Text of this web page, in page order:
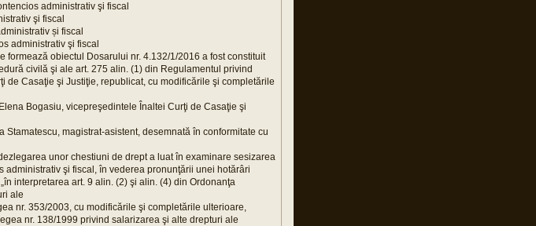
administrativ şi fiscal
şi fiscal
și fiscal
administrativ şi fiscal
obiectul Dosarului nr. 4.132/1/2016 a fost constituit
civilă şi ale art. 275 alin. (1) din Regulamentul privind
Casaţie şi Justiţie, republicat, cu modificările şi completările
Bogasiu, vicepreşedintele Înaltei Curţi de Casaţie şi
magistrat-asistent, desemnată în conformitate cu
unor chestiuni de drept a luat în examinare sesizarea
şi fiscal, în vederea pronunţării unei hotărâri
interpretarea art. 9 alin. (2) şi alin. (4) din Ordonanţa
ale
nr. 353/2003, cu modificările şi completările ulterioare,
nr. 138/1999 privind salarizarea şi alte drepturi ale